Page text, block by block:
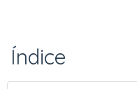
Índice